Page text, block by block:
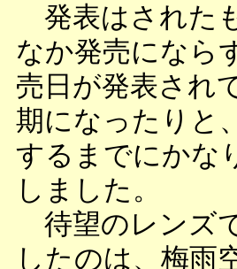
発表はされた
なか発売になら
売日が発表され
期になったりと
するまでにかな
しました。
待望のレンズ
したのは、梅雨